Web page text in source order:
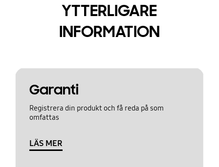
YTTERLIGARE
INFORMATION
Garanti
Registrera din produkt och få reda på som
omfattas
LÄS MER